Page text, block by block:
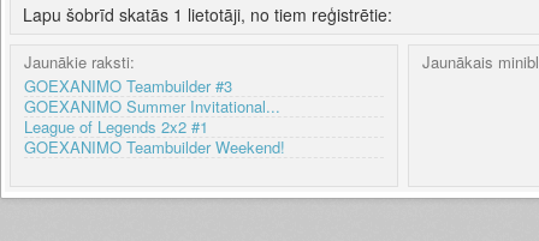
Lapu šobrīd skatās 1 lietotāji, no tiem reģistrētie:
Jaunākie raksti:
GOEXANIMO Teambuilder #3
GOEXANIMO Summer Invitational...
League of Legends 2x2 #1
GOEXANIMO Teambuilder Weekend!
Jaunākais